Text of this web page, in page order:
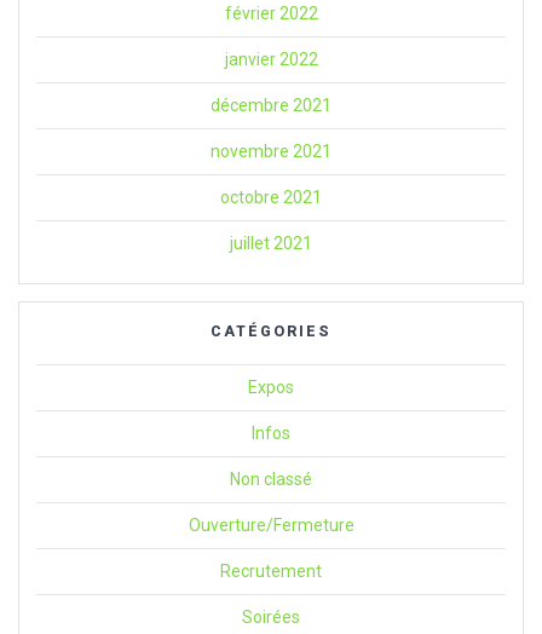
février 2022
janvier 2022
décembre 2021
novembre 2021
octobre 2021
juillet 2021
CATÉGORIES
Expos
Infos
Non classé
Ouverture/Fermeture
Recrutement
Soirées